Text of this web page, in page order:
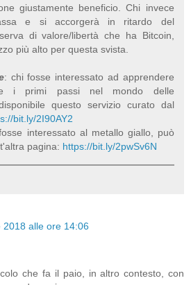
giustamente beneficio. Chi invece
e si accorgerà in ritardo del
di valore/libertà che ha Bitcoin,
più alto per questa svista.
: chi fosse interessato ad apprendere
i primi passi nel mondo delle
questo servizio curato dal
bit.ly/2I90AY2
interessato al metallo giallo, può
pagina: https://bit.ly/2pwSv6N
2018 alle ore 14:06
che fa il paio, in altro contesto, con